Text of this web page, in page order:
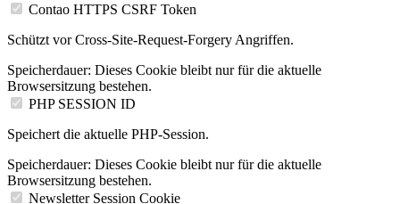
Contao HTTPS CSRF Token
Schützt vor Cross-Site-Request-Forgery Angriffen.
Speicherdauer: Dieses Cookie bleibt nur für die aktuelle
Browsersitzung bestehen.
PHP SESSION ID
Speichert die aktuelle PHP-Session.
Speicherdauer: Dieses Cookie bleibt nur für die aktuelle
Browsersitzung bestehen.
Newsletter Session Cookie